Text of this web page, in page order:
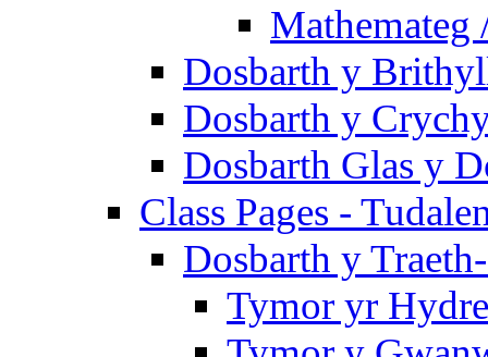
Mathemateg
Dosbarth y
Dosbarth y
Dosbarth Glas y
Class Pages -
Dosbarth y
Tymor yr